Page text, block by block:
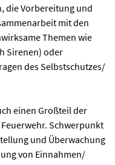
die Vorbereitung und
mit den
Themen wie
Sirenen) oder
des Selbstschutzes/
einen Großteil der
Schwerpunkt
und Überwachung
von Einnahmen/